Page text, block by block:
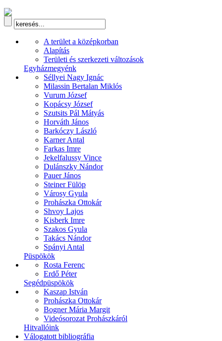
A terület a középkorban
Alapítás
Területi és szerkezeti változások
Egyházmegyénk
Séllyei Nagy Ignác
Milassin Bertalan Miklós
Vurum József
Kopácsy József
Szutsits Pál Mátyás
Horváth János
Barkóczy László
Karner Antal
Farkas Imre
Jekelfalussy Vince
Dulánszky Nándor
Pauer János
Steiner Fülöp
Városy Gyula
Prohászka Ottokár
Shvoy Lajos
Kisberk Imre
Szakos Gyula
Takács Nándor
Spányi Antal
Püspökök
Rosta Ferenc
Erdő Péter
Segédpüspökök
Kaszap István
Prohászka Ottokár
Bogner Mária Margit
Videósorozat Prohászkáról
Hitvallóink
Válogatott bibliográfia